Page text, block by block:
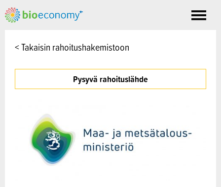
Toggle
< Takaisin rahoitushakemistoon
Pysyvä rahoituslähde